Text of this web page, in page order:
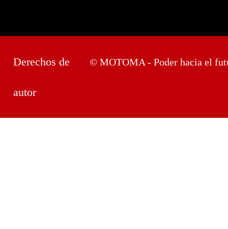
Derechos de
autor
© MOTOMA - Poder hacia el